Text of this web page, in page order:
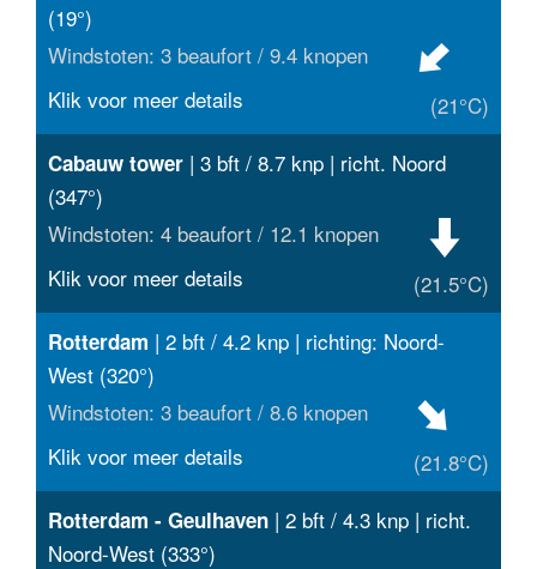
(19°)
Windstoten: 3 beaufort / 9.4 knopen
(21°C)
Klik voor meer details
Cabauw tower | 3 bft / 8.7 knp | richt. Noord
(347°)
Windstoten: 4 beaufort / 12.1 knopen
(21.5°C)
Klik voor meer details
Rotterdam | 2 bft / 4.2 knp | richting: Noord-
West (320°)
Windstoten: 3 beaufort / 8.6 knopen
(21.8°C)
Klik voor meer details
Rotterdam - Geulhaven | 2 bft / 4.3 knp | richt.
Noord-West (333°)